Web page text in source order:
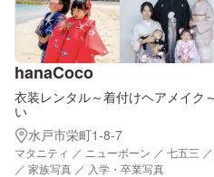
hanaCoco
衣装レンタル～着付けヘアメイク
い
水戸市栄町1-8-7
マタニティ ／ ニューボーン ／ 七五三
／ 家族写真 ／ 入学・卒業写真